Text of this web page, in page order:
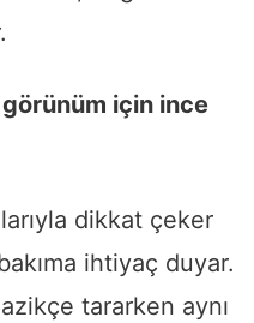
için ince
dikkat çeker
ihtiyaç duyar.
tararken aynı